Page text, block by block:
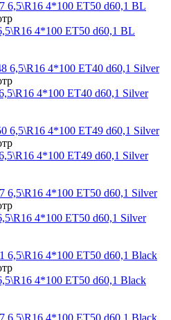
4*100 ET50 d60,1 BL
4*100 ET40 d60,1 Silver
4*100 ET49 d60,1 Silver
4*100 ET50 d60,1 Silver
4*100 ET50 d60,1 Black